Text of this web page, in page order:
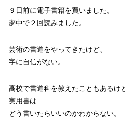
９日前に電子書籍を買いました。
夢中で２回読みました。
芸術の書道をやってきたけど、
字に自信がない。
高校で書道科を教えたこともあるけ
実用書は
どう書いたらいいのかわからない。